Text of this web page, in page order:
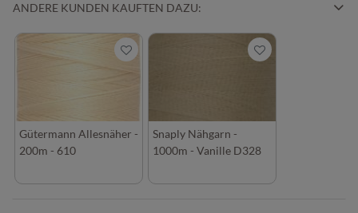
ANDERE KUNDEN KAUFTEN DAZU:
Gütermann Allesnäher -
200m - 610
Snaply Nähgarn -
1000m - Vanille D328